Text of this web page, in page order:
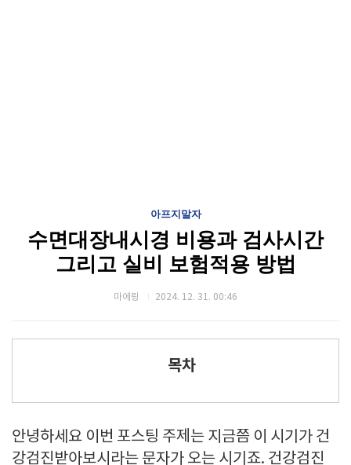
아프지말자
수면대장내시경 비용과 검사시간
그리고 실비 보험적용 방법
마에링 2024. 12. 31. 00:46
목차
안녕하세요 이번 포스팅 주제는 지금쯤 이 시기가 건
강검진받아보시라는 문자가 오는 시기죠. 건강검진